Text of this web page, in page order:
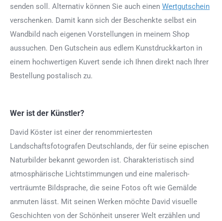
senden soll. Alternativ können Sie auch einen Wertgutschein
verschenken. Damit kann sich der Beschenkte selbst ein
Wandbild nach eigenen Vorstellungen in meinem Shop
aussuchen. Den Gutschein aus edlem Kunstdruckkarton in
einem hochwertigen Kuvert sende ich Ihnen direkt nach Ihrer
Bestellung postalisch zu.
Wer ist der Künstler?
David Köster ist einer der renommiertesten
Landschaftsfotografen Deutschlands, der für seine epischen
Naturbilder bekannt geworden ist. Charakteristisch sind
atmosphärische Lichtstimmungen und eine malerisch-
verträumte Bildsprache, die seine Fotos oft wie Gemälde
anmuten lässt. Mit seinen Werken möchte David visuelle
Geschichten von der Schönheit unserer Welt erzählen und